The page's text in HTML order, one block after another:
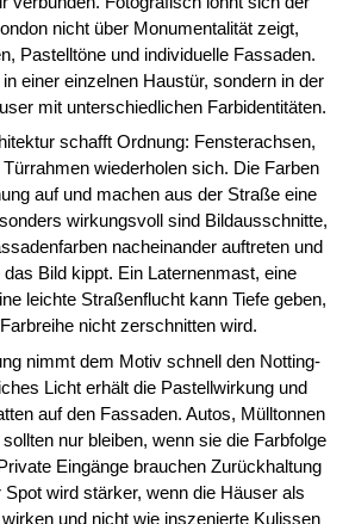
nicht über Monumentalität zeigt,
Pastelltöne und individuelle Fassaden.
einer einzelnen Haustür, sondern in der
mit unterschiedlichen Farbidentitäten.
schafft Ordnung: Fensterachsen,
wiederholen sich. Die Farben
auf und machen aus der Straße eine
wirkungsvoll sind Bildausschnitte,
nacheinander auftreten und
Bild kippt. Ein Laternenmast, eine
leichte Straßenflucht kann Tiefe geben,
nicht zerschnitten wird.
nimmt dem Motiv schnell den Notting-
Licht erhält die Pastellwirkung und
auf den Fassaden. Autos, Mülltonnen
nur bleiben, wenn sie die Farbfolge
Eingänge brauchen Zurückhaltung
Spot wird stärker, wenn die Häuser als
und nicht wie inszenierte Kulissen